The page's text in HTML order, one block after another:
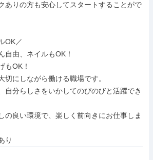
ありの方も安心してスタートすることがで
OK／
自由、ネイルもOK！
もOK！
切にしながら働ける職場です。
自分らしさをいかしてのびのびと活躍でき
の良い環境で、楽しく前向きにお仕事しま
り